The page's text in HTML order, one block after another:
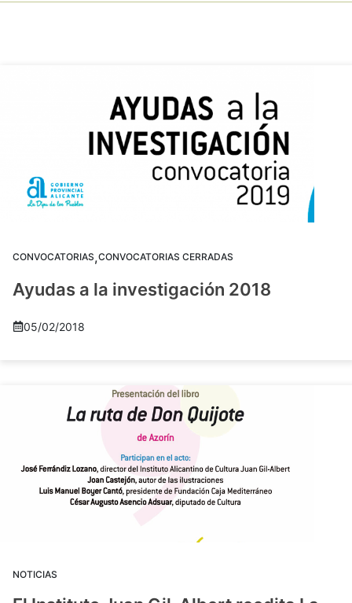
CONVOCATORIAS,CONVOCATORIAS CERRADAS
Ayudas a la investigación 2018
05/02/2018
NOTICIAS